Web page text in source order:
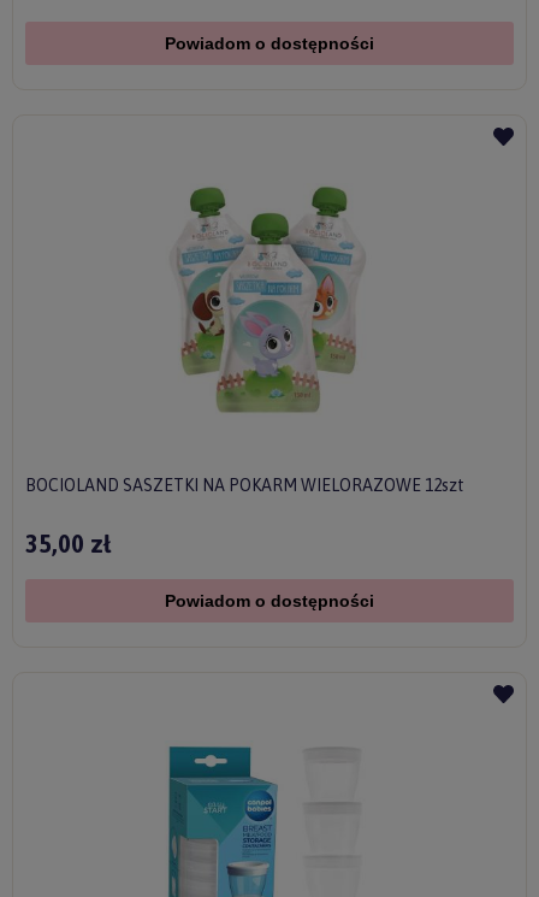
Powiadom o dostępności
BOCIOLAND SASZETKI NA POKARM WIELORAZOWE 12szt
35,00 zł
Powiadom o dostępności